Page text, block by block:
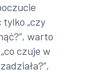
„czy
warto
czuje w